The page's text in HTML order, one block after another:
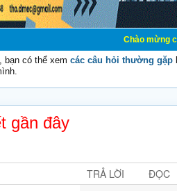
Chào mừng các bạn
bạn có thể xem các câu hỏi thường gặp
gần đây
TRẢ LỜI ĐỌC